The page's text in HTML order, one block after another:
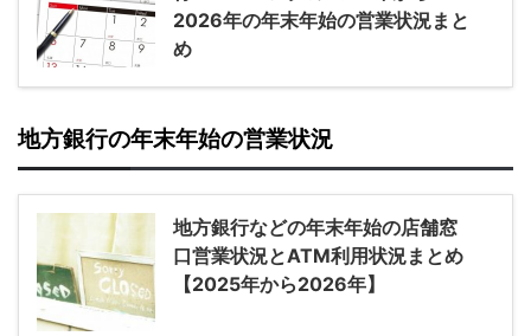
2026年の年末年始の営業状況まと
め
地方銀行の年末年始の営業状況
地方銀行などの年末年始の店舗窓
口営業状況とATM利用状況まとめ
【2025年から2026年】